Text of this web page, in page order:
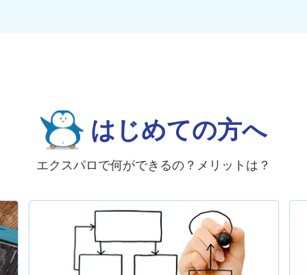
はじめての方へ
エクスパロで何ができるの？メリットは？